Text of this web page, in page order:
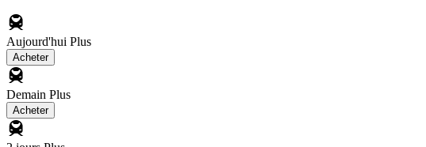
Aujourd'hui Plus
Acheter
Demain Plus
Acheter